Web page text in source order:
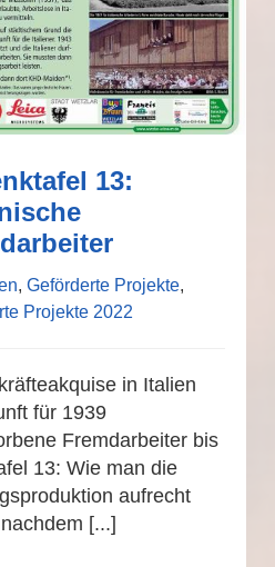
13:
, Geförderte Projekte,
Projekte 2022
in Italien
für 1939
Fremdarbeiter bis
13: Wie man die
aufrecht
[...]